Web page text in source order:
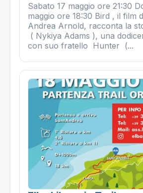
Sabato 17 maggio ore 21:30
maggio ore 18:30 Bird , il film
Andrea Arnold, racconta la
( Nykiya Adams ), una
con suo fratello Hunter (...